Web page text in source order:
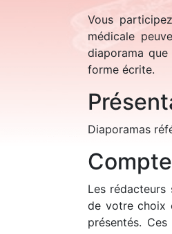
Vous
médicale
diaporama
forme écrite.
Diaporamas
Les
de votre choix
présentés.